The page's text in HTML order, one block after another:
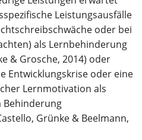
Leistungsausfälle
oder bei
als Lernbehinderung
& Grosche, 2014) oder
Entwicklungskrise oder eine
Lernmotivation als
Behinderung
Grünke & Beelmann,